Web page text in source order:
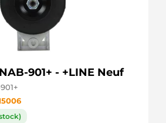
901+ - +LINE Neuf